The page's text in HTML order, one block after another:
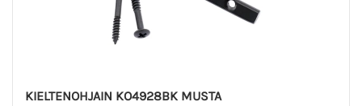
KIELTENOHJAIN KO4928BK MUSTA